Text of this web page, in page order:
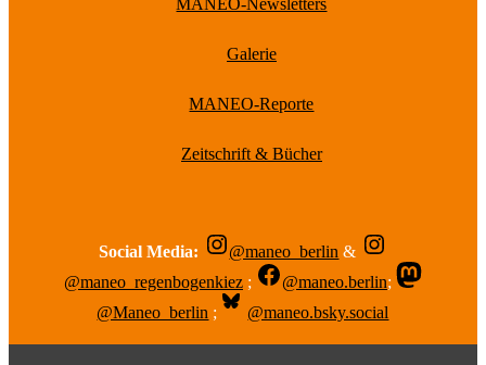
MANEO-Newsletters
Galerie
MANEO-Reporte
Zeitschrift & Bücher
Social Media: @maneo_berlin &
@maneo_regenbogenkiez ; @maneo.berlin;
@Maneo_berlin ; @maneo.bsky.social